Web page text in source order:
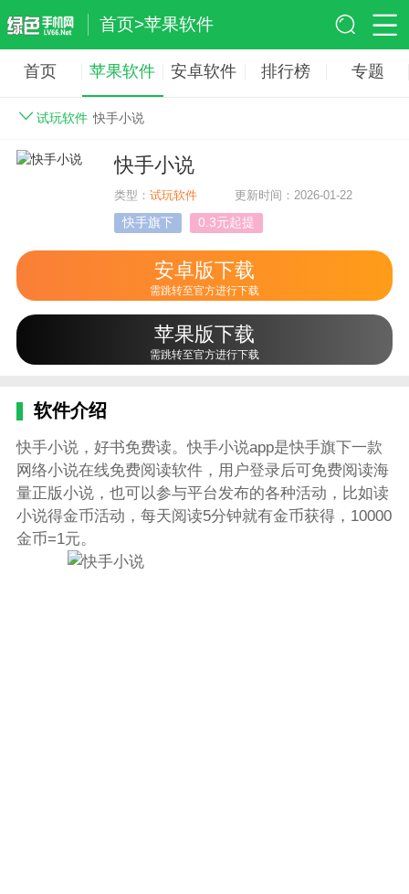
首页>苹果软件
首页 苹果软件 安卓软件 排行榜 专题
试玩软件 快手小说
快手小说
类型：试玩软件 更新时间：2026-01-22
快手旗下 0.3元起提
安卓版下载
需跳转至官方进行下载
苹果版下载
需跳转至官方进行下载
软件介绍
快手小说，好书免费读。快手小说app是快手旗下一款
网络小说在线免费阅读软件，用户登录后可免费阅读海
量正版小说，也可以参与平台发布的各种活动，比如读
小说得金币活动，每天阅读5分钟就有金币获得，10000
金币=1元。